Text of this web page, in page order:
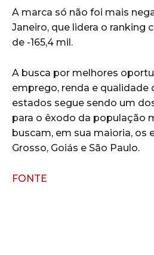
A marca só não foi mais
Janeiro, que lidera o ranking
de -165,4 mil.
A busca por melhores
emprego, renda e qualidade
estados segue sendo um
para o êxodo da população
buscam, em sua maioria, os
Grosso, Goiás e São Paulo.
FONTE